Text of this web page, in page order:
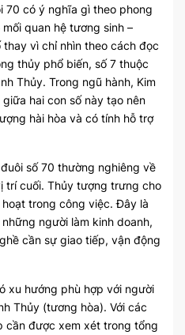
70 có ý nghĩa gì theo phong
quan hệ tương sinh –
vì chỉ nhìn theo cách đọc
thủy phổ biến, số 7 thuộc
Thủy. Trong ngũ hành, Kim
hai con số này tạo nên
hài hòa và có tính hỗ trợ
số 70 thường nghiêng về
trí cuối. Thủy tượng trưng cho
trong công việc. Đây là
người làm kinh doanh,
cần sự giao tiếp, vận động
xu hướng phù hợp với người
Thủy (tương hòa). Với các
cần được xem xét trong tổng